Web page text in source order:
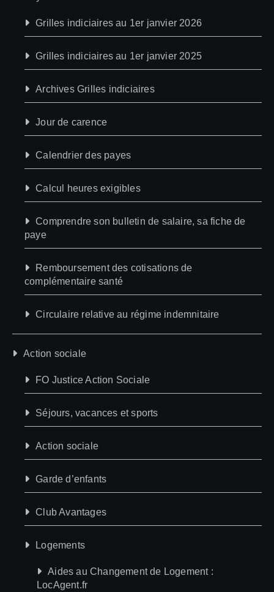
Grilles indiciaires au 1er janvier 2026
Grilles indiciaires au 1er janvier 2025
Archives Grilles indiciaires
Jour de carence
Calendrier des payes
Calcul heures exigibles
Comprendre son bulletin de salaire, sa fiche de
paye
Remboursement des cotisations de
complémentaire santé
Circulaire relative au régime indemnitaire
Action sociale
FO Justice Action Sociale
Séjours, vacances et sports
Action sociale
Garde d’enfants
Club Avantages
Logements
Aides au Changement de Logement :
LocAgent.fr